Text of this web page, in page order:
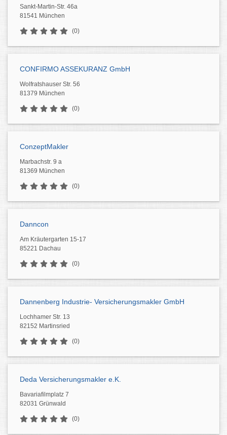
Sankt-Martin-Str. 46a
81541 München
(0)
CONFIRMO ASSEKURANZ GmbH
Wolfratshauser Str. 56
81379 München
(0)
ConzeptMakler
Marbachstr. 9 a
81369 München
(0)
Danncon
Am Kräutergarten 15-17
85221 Dachau
(0)
Dannenberg Industrie- Versicherungsmakler GmbH
Lochhamer Str. 13
82152 Martinsried
(0)
Deda Versicherungsmakler e.K.
Bavariafilmplatz 7
82031 Grünwald
(0)